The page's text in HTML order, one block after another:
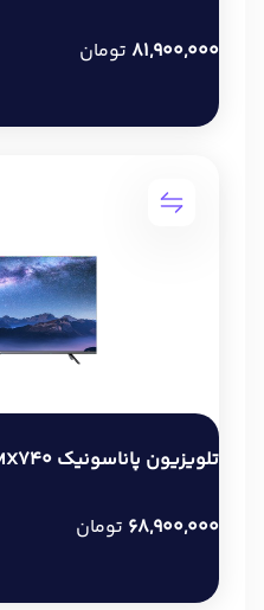
81,900,000 تومان
تلویزیون پاناسونیک 75MX740
68,900,000 تومان